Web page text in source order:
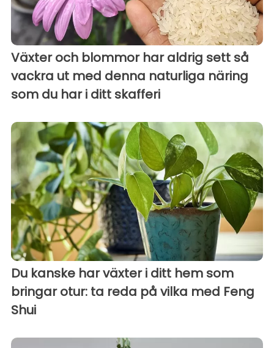
Växter och blommor har aldrig sett så
vackra ut med denna naturliga näring
som du har i ditt skafferi
Du kanske har växter i ditt hem som
bringar otur: ta reda på vilka med Feng
Shui